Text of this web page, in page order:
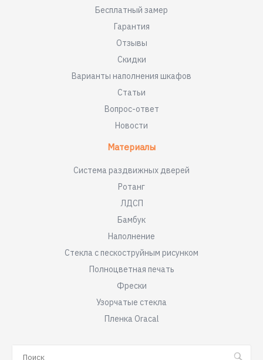
Бесплатный замер
Гарантия
Отзывы
Скидки
Варианты наполнения шкафов
Статьи
Вопрос-ответ
Новости
Материалы
Система раздвижных дверей
Ротанг
ЛДСП
Бамбук
Наполнение
Стекла с пескоструйным рисунком
Полноцветная печать
Фрески
Узорчатые стекла
Пленка Oracal